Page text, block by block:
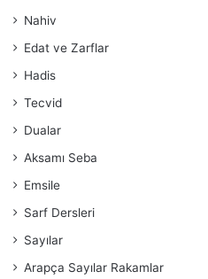
Nahiv
Edat ve Zarflar
Hadis
Tecvid
Dualar
Aksamı Seba
Emsile
Sarf Dersleri
Sayılar
Arapça Sayılar Rakamlar